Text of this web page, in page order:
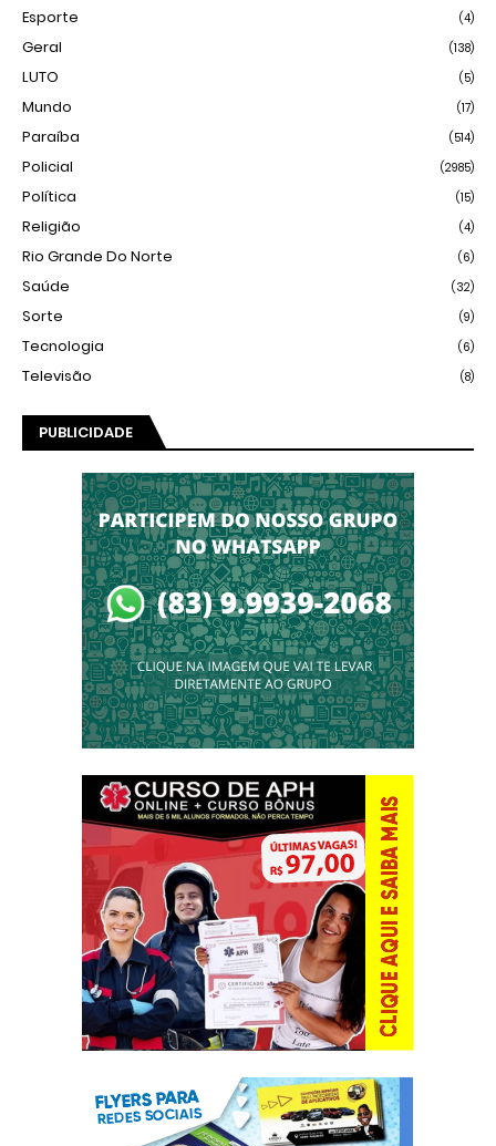
Esporte (4)
Geral (138)
LUTO (5)
Mundo (17)
Paraíba (514)
Policial (2985)
Política (15)
Religião (4)
Rio Grande Do Norte (6)
Saúde (32)
Sorte (9)
Tecnologia (6)
Televisão (8)
PUBLICIDADE